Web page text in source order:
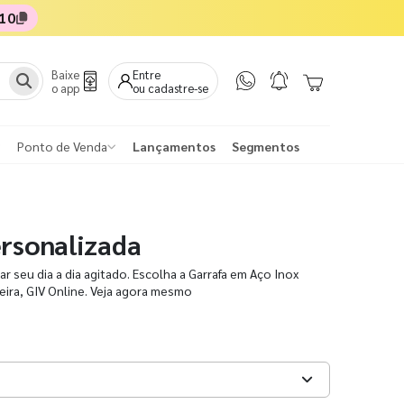
Baixe
o app
Entre
ou cadastre-se
Ponto de Venda Lançamentos Segmentos
dia a dia agitado. Escolha a Garrafa em Aço Inox
GIV Online. Veja agora mesmo